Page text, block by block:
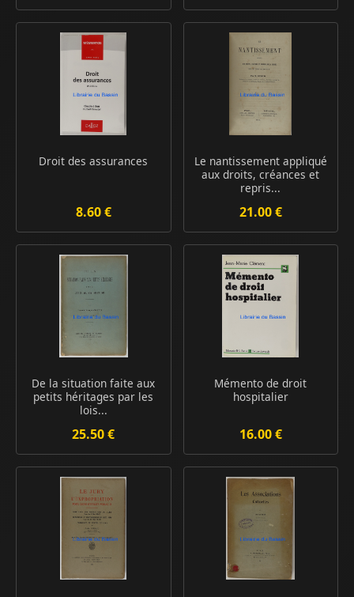
Droit des assurances
8.60 €
Le nantissement appliqué
aux droits, créances et
repris...
21.00 €
De la situation faite aux
petits héritages par les
lois...
25.50 €
Mémento de droit
hospitalier
16.00 €